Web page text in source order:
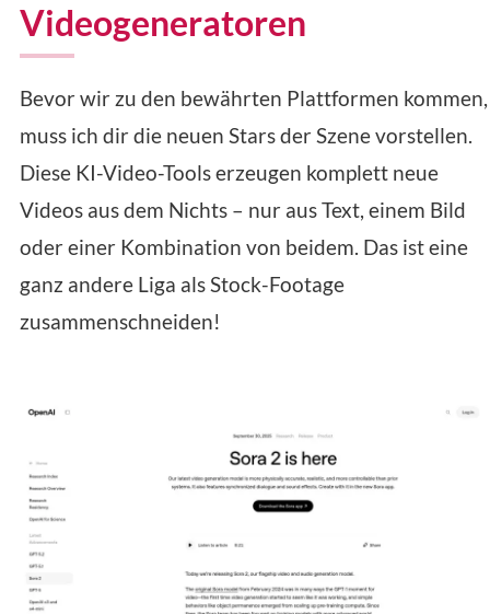
Videogeneratoren
Bevor wir zu den bewährten Plattformen kommen,
muss ich dir die neuen Stars der Szene vorstellen.
Diese KI-Video-Tools erzeugen komplett neue
Videos aus dem Nichts – nur aus Text, einem Bild
oder einer Kombination von beidem. Das ist eine
ganz andere Liga als Stock-Footage
zusammenschneiden!